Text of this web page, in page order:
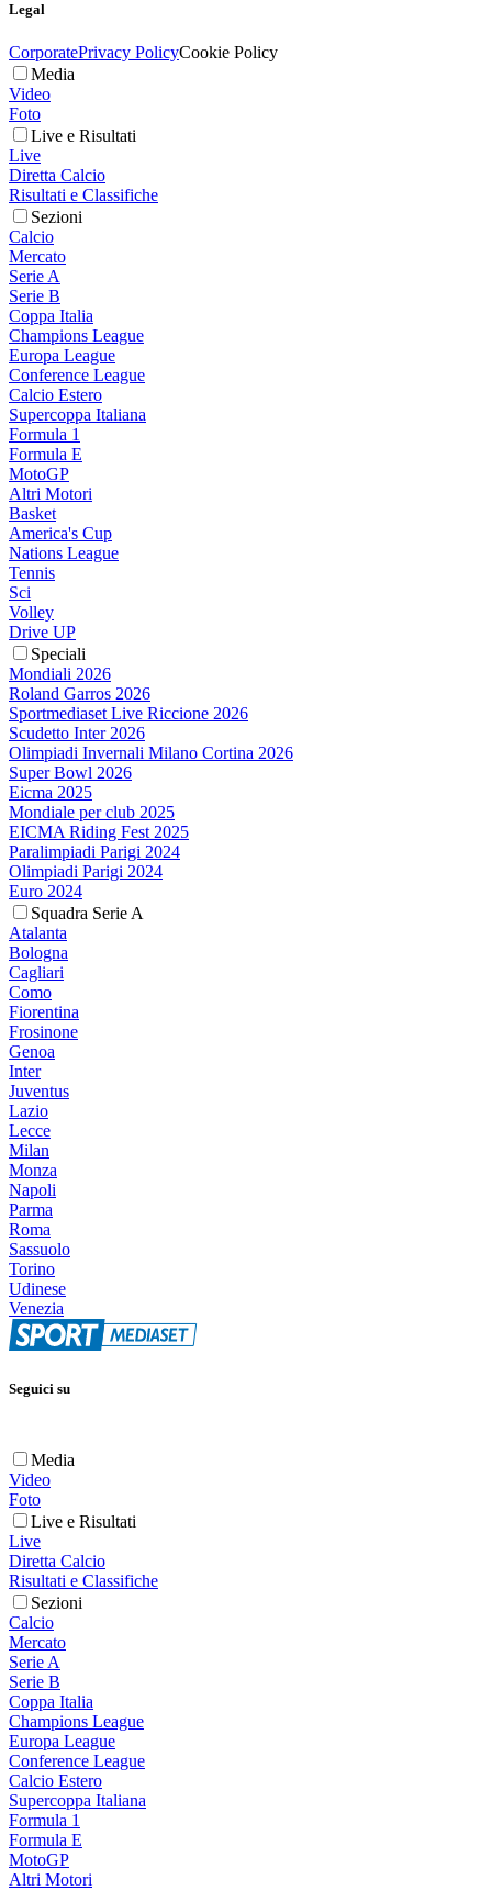
Legal
CorporatePrivacy PolicyCookie Policy
Media
Video
Foto
Live e Risultati
Live
Diretta Calcio
Risultati e Classifiche
Sezioni
Calcio
Mercato
Serie A
Serie B
Coppa Italia
Champions League
Europa League
Conference League
Calcio Estero
Supercoppa Italiana
Formula 1
Formula E
MotoGP
Altri Motori
Basket
America's Cup
Nations League
Tennis
Sci
Volley
Drive UP
Speciali
Mondiali 2026
Roland Garros 2026
Sportmediaset Live Riccione 2026
Scudetto Inter 2026
Olimpiadi Invernali Milano Cortina 2026
Super Bowl 2026
Eicma 2025
Mondiale per club 2025
EICMA Riding Fest 2025
Paralimpiadi Parigi 2024
Olimpiadi Parigi 2024
Euro 2024
Squadra Serie A
Atalanta
Bologna
Cagliari
Como
Fiorentina
Frosinone
Genoa
Inter
Juventus
Lazio
Lecce
Milan
Monza
Napoli
Parma
Roma
Sassuolo
Torino
Udinese
Venezia
Seguici su
Media
Video
Foto
Live e Risultati
Live
Diretta Calcio
Risultati e Classifiche
Sezioni
Calcio
Mercato
Serie A
Serie B
Coppa Italia
Champions League
Europa League
Conference League
Calcio Estero
Supercoppa Italiana
Formula 1
Formula E
MotoGP
Altri Motori